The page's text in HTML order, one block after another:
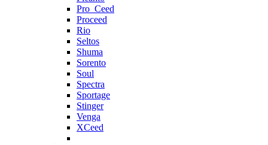
Pro_Ceed
Proceed
Rio
Seltos
Shuma
Sorento
Soul
Spectra
Sportage
Stinger
Venga
XCeed